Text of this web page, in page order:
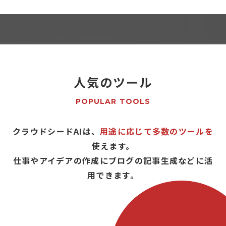
人気のツール
POPULAR TOOLS
クラウドシードAIは、用途に応じて多数のツールを
使えます。
仕事やアイデアの作成にブログの記事生成などに活
用できます。